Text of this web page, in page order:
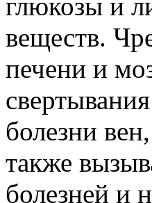
веществ.
печени и
болезни
также
болезней и